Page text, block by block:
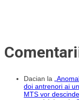
Dacian la
doi antrenori ai
MTS vor